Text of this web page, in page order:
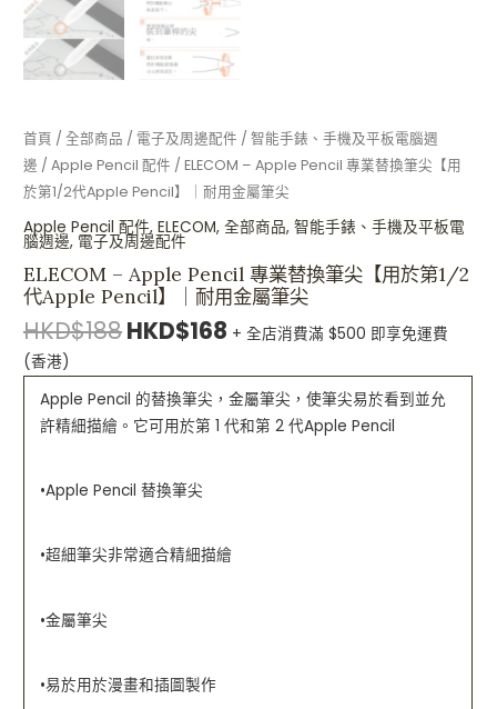
首頁 /全部商品 / 電子及周邊配件 /智能手錶、手機及平板電腦週
邊 /Apple Pencil 配件 / ELECOM – Apple Pencil 專業替換筆尖【用
於第1/2代Apple Pencil】｜耐用金屬筆尖
Apple Pencil 配件,ELECOM,全部商品,智能手錶、手機及平板電
腦週邊, 電子及周邊配件
ELECOM – Apple Pencil 專業替換筆尖【用於第1/2
代Apple Pencil】｜耐用金屬筆尖
HKD$188HKD$168 + 全店消費滿 $500 即享免運費
(香港)
Apple Pencil 的替換筆尖，金屬筆尖，使筆尖易於看到並允
許精細描繪。它可用於第 1 代和第 2 代Apple Pencil
•Apple Pencil 替換筆尖
•超細筆尖非常適合精細描繪
•金屬筆尖
•易於用於漫畫和插圖製作
尖
數
量